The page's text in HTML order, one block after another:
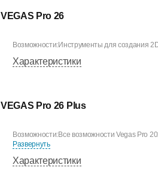
VEGAS Pro 26
Возможности:Инструменты для создания
Характеристики
VEGAS Pro 26 Plus
Возможности:Все возможности Vegas Pro
Развернуть
Характеристики